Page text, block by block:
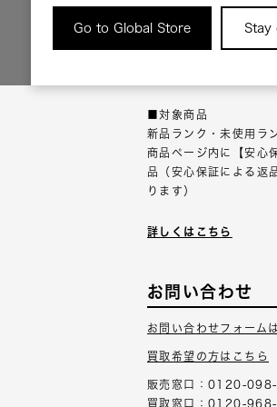
Go to Global Store Stay
返品について
■対象商品
新品ランク・未使用ラ
商品ページ内に【安心
品（安心保証による返
ります）
詳しくはこちら
お問い合わせ
お問い合わせフォー
買取希望の方はこちら
販売窓口：0120-
買取窓口：0120-